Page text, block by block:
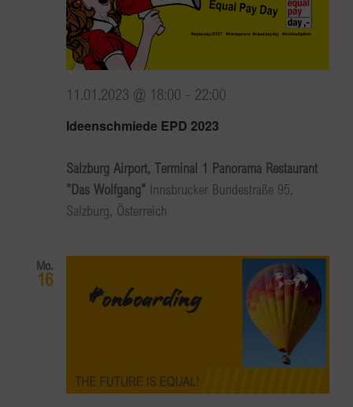
Ideenschmiede EPD 2023
11.01.2023 @ 18:00 - 22:00
Salzburg Airport, Terminal 1 Panorama Restaurant
"Das Wolfgang" Innsbrucker Bundestraße 95,
Salzburg, Österreich
Mo.
16